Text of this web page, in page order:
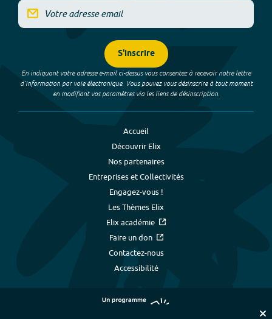
S'inscrire
En indiquant votre adresse e-mail ci-dessus vous consentez à recevoir notre lettre
d’information par voie électronique. Vous pouvez vous désinscrire à tout moment
en modifiant vos paramètres via les liens de désinscription.
Accueil
Découvrir Elix
Nos partenaires
Entreprises et Collectivités
Engagez-vous !
Les Thèmes Elix
Elix académie
Faire un don
Contactez-nous
Accessibilité